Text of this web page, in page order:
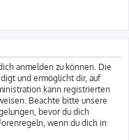
anmelden zu können. Die
und ermöglicht dir, auf
kann registrierten
Beachte bitte unsere
bevor du dich
wenn du dich in